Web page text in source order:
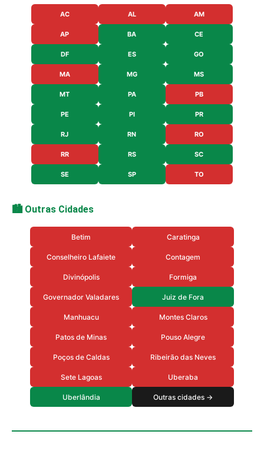
AC AL AM
AP BA CE
DF ES GO
MA MG MS
MT PA PB
PE PI PR
RJ RN RO
RR RS SC
SE SP TO
🏙️ Outras Cidades
Betim Caratinga
Conselheiro Lafaiete Contagem
Divinópolis Formiga
Governador Valadares Juiz de Fora
Manhuacu Montes Claros
Patos de Minas Pouso Alegre
Poços de Caldas Ribeirão das Neves
Sete Lagoas Uberaba
Uberlândia Outras cidades →